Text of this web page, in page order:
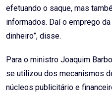
efetuando o saque, mas
informados. Daí o emprego
dinheiro”, disse.
Para o ministro Joaquim
se utilizou dos mecanismos
núcleos publicitário e